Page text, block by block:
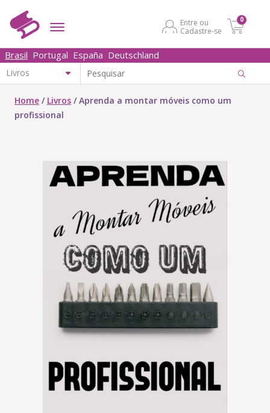
Entre ou
Cadastre-se
0
Brasil Portugal España Deutschland
Home / Livros /Aprenda a montar móveis como um
profissional